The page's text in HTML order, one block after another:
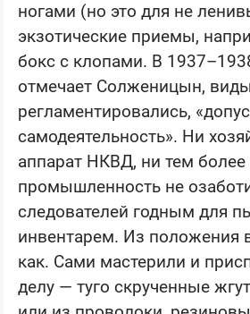
ногами (но это для не
экзотические приемы,
бокс с клопами. В
отмечает Солженицын,
регламентировались,
самодеятельность». Ни
аппарат НКВД, ни тем более
промышленность не
следователей годным для
инвентарем. Из положения
как. Сами мастерили и
делу — туго скрученные